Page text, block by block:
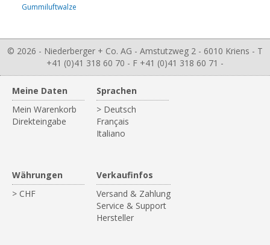
Gummiluftwalze
© 2026 - Niederberger + Co. AG - Amstutzweg 2 - 6010 Kriens - T
+41 (0)41 318 60 70 - F +41 (0)41 318 60 71 -
Meine Daten
Mein Warenkorb
Direkteingabe
Sprachen
> Deutsch
Français
Italiano
Währungen
> CHF
Verkaufinfos
Versand & Zahlung
Service & Support
Hersteller